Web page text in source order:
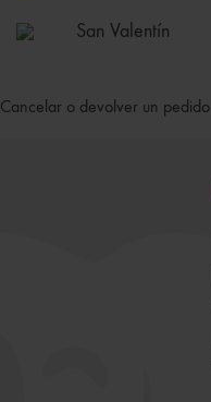
San Valentín
Cancelar o devolver un pedido